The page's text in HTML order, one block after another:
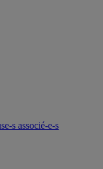
s associé-e-s